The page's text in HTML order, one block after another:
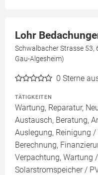
Lohr
Schwalbacher Strasse 53,
Gau-Algesheim)
0 Sterne
TÄTIGKEITEN
Wartung, Reparatur,
Austausch, Beratung,
Auslegung, Reinigung
Berechnung,
Verpachtung, Wartung
Solarstromspeicher /